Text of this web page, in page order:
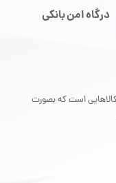
درگاه امن بانکی
کالاهایی است که بصورت